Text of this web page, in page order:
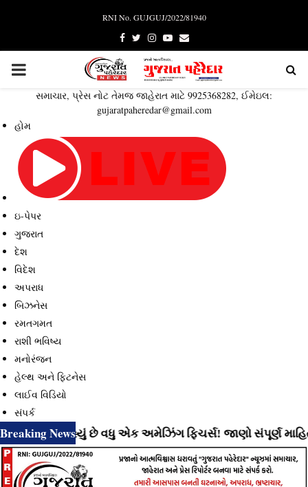
RNI No. GUJGUJ/2022/81940
Facebook
TwitterInstagram
YoutubeEmail
PRIMARY
MENU
સમાચાર, પ્રેસ નોટ તેમજ જાહેરાત માટે 9925368282, ઈમેઇલ:
gujaratpaheredar@gmail.com
હોમ
ઇ-પેપર
ગુજરાત
દેશ
વિદેશ
અપરાધ
બિઝનેસ
રમતગમત
રાશી ભવિષ્ય
મનોરંજન
હેલ્થ અને ફિટનેસ
લાઈવ વિડિયો
સંપર્ક
Breaking News
રહ્યું છે વધુ એક અમેઝિંગ ફિચર્સ! જાણો સંપૂર્ણ માહિતી